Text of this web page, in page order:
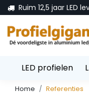
Ruim 12,5 jaar LED
LED profielen
Home Referenties